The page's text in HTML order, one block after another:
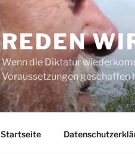
REDEN
Wenn die Diktatur
Voraussetzungen geschaffen
Startseite